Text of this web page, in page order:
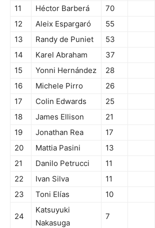
11 Héctor Barberá
70
12
Aleix Espargaró
55
13
Randy de Puniet
53
14
Karel Abraham
37
15
Yonni Hernández
28
16
Michele Pirro
26
17
Colin Edwards
25
18
James Ellison
21
19
Jonathan Rea
17
20
Mattia Pasini
13
21
Danilo Petrucci
11
22
Ivan Silva
11
23
Toni Elías 10
24
Katsuyuki
Nakasuga
7